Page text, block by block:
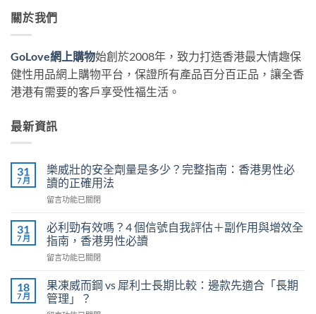
關於我們
GoLove網上購物始創於2008年，致力打造香港最大情趣保
健性用品網上購物平台，保證所有產品百分百正品，讓全香
港港有需要的客戶享受性福生活。
最新資訊
31
7 月
樂威壯的安全劑量是多少？完整指南：香港男性必
讀的正確用法
在
威
壯
的
安
劑
量
是
留言功能已關閉
31
7 月
必利勁有效嗎？4 個信號自我評估＋副作用與增效全
指南，香港男性必讀
在
利
勁
有
留言功能已關閉
18
7 月
果凍威而鋼 vs 犀利士長期比較：邊款先適合「長期
管理」？